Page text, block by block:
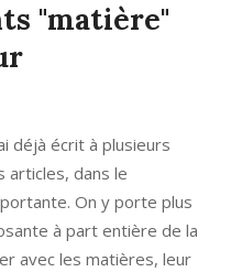
"matière"
déjà écrit à plusieurs
articles, dans le
On y porte plus
à part entière de la
avec les matières, leur